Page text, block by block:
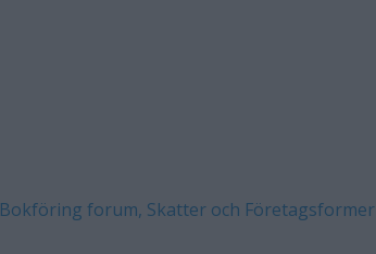
Bokföring forum, Skatter och Företagsformer